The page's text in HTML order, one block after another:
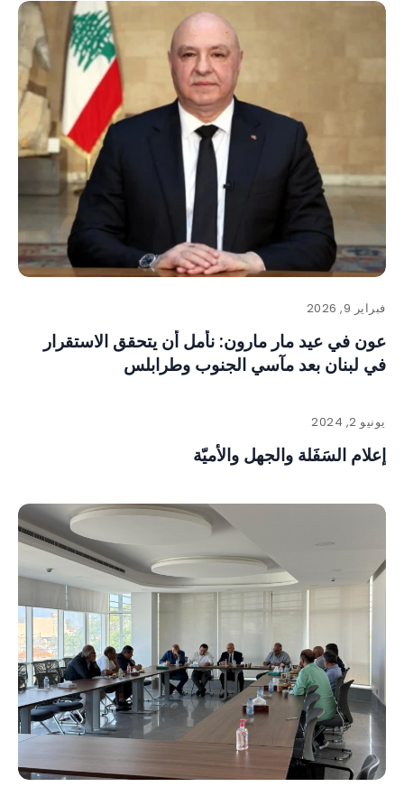
فبراير 9, 2026
عون في عيد مار مارون: نأمل أن يتحقق الاستقرار
في لبنان بعد مآسي الجنوب وطرابلس
يونيو 2, 2024
إعلام السَفَلة والجهل والأُميّة